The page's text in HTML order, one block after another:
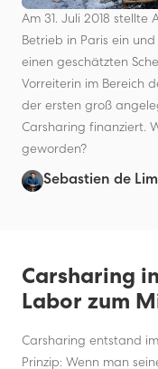
Am 31. Juli 2018
Betrieb in Paris ein
einen geschätzten
Vorreiterin im Bereich
der ersten groß
Carsharing finanziert.
geworden?
Sebastien de
Carsharing
Labor zum
Carsharing entstand
Prinzip: Wenn man